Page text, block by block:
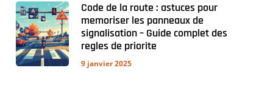
Code de la route : astuces pour
memoriser les panneaux de
signalisation – Guide complet des
regles de priorite
9 janvier 2025